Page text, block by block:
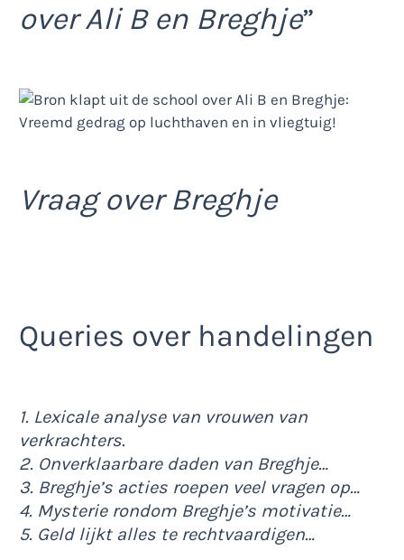
over Ali B en Breghje”
Vraag over Breghje
Queries over handelingen
1. Lexicale analyse van vrouwen van
verkrachters.
2. Onverklaarbare daden van Breghje…
3. Breghje’s acties roepen veel vragen op…
4. Mysterie rondom Breghje’s motivatie…
5. Geld lijkt alles te rechtvaardigen…